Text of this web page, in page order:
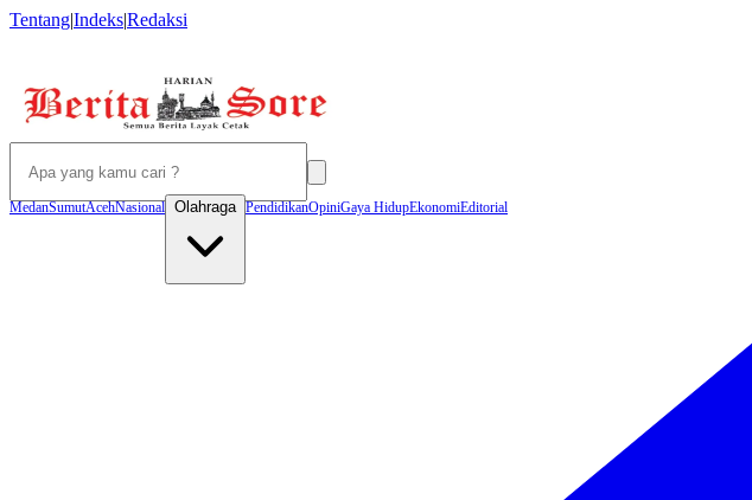
Tentang|Indeks|Redaksi
MedanSumutAcehNasional Olahraga PendidikanOpiniGaya HidupEkonomiEditorial